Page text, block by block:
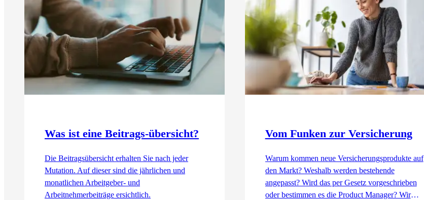
Was ist eine Beitrags-übersicht?
Die Beitragsübersicht erhalten Sie nach jeder
Mutation. Auf dieser sind die jährlichen und
monatlichen Arbeitgeber- und
Arbeitnehmerbeiträge ersichtlich.
Vom Funken zur Versicherung
Warum kommen neue Versicherungsprodukte auf
den Markt? Weshalb werden bestehende
angepasst? Wird das per Gesetz vorgeschrieben
oder bestimmen es die Product Manager? Wir